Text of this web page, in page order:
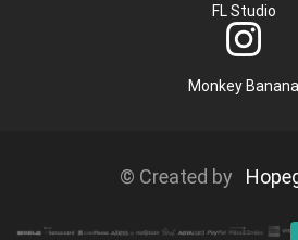
FL Studio
Monkey Banana
© Created by